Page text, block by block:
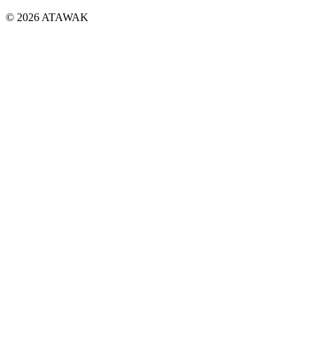
© 2026 ATAWAK